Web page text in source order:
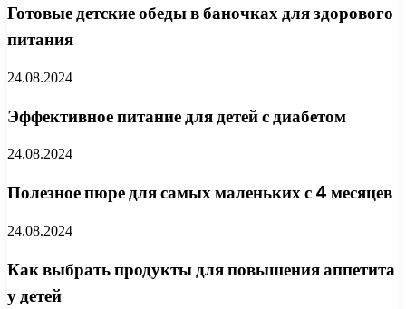
Готовые детские обеды в баночках для здорового
питания
24.08.2024
Эффективное питание для детей с диабетом
24.08.2024
Полезное пюре для самых маленьких с 4 месяцев
24.08.2024
Как выбрать продукты для повышения аппетита
у детей